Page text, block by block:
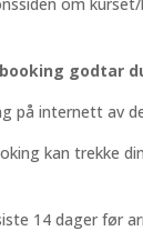
godtar
på internett av
kan trekke
14 dager før